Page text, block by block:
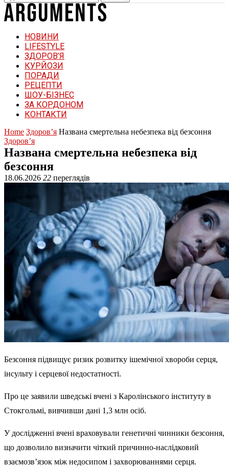
НОВИНИ
LIFESTYLE
ЗДОРОВ’Я
КУРЙОЗИ
ПОРАДИ
РЕЦЕПТИ
ШОУ-БІЗНЕС
ЗА КОРДОНОМ
КОНТАКТИ
Home Здоров’я Названа смертельна небезпека від безсоння
Здоров’я
Названа смертельна небезпека від
безсоння
18.06.2026 22 переглядів
Безсоння підвищує ризик розвитку ішемічної хвороби серця,
інсульту і серцевої недостатності.
Про це заявили шведські вчені з Каролінського інституту в
Стокгольмі, вивчивши дані 1,3 млн осіб.
У дослідженні вчені враховували генетичні чинники безсоння,
що дозволило визначити чіткий причинно-наслідковий
взаємозв’язок між недосипом і захворюваннями серця.